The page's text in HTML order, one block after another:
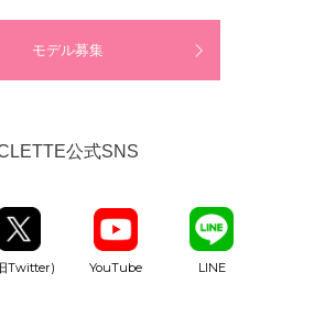
モデル募集
公式SNS
Twitter) YouTube LINE